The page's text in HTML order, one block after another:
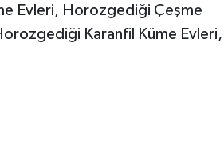
Evleri, Horozgediği Çeşme
Karanfil Küme Evleri,